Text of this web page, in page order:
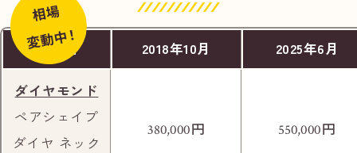
相場
変動中！
商品名 2018年10月 2025年6月
ダイヤモンド
ペアシェイプ
ダイヤ ネック
380,000円 550,000円